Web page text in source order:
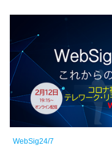
WebSig24/7